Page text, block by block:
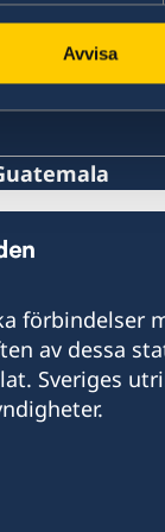
Avvisa
förbindelser
av dessa
Sveriges